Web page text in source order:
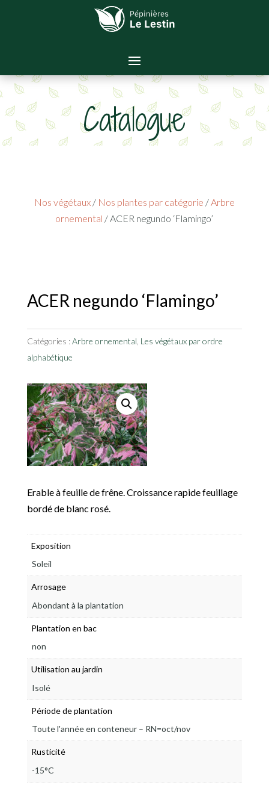
Catalogue
Nos végétaux/ Nos plantes par catégorie / Arbre
ornemental / ACER negundo ‘Flamingo’
ACER negundo ‘Flamingo’
Catégories :Arbre ornemental Les végétaux par ordre
alphabétique
Erable à feuille de frêne. Croissance rapide feuillage
bordé de blanc rosé.
Exposition
Soleil
Arrosage
Abondant à la plantation
Plantation en bac
non
Utilisation au jardin
Isolé
Période de plantation
Toute l'année en conteneur – RN=oct/nov
Rusticité
-15°C